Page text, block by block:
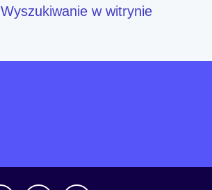
Wyszukiwanie w witrynie